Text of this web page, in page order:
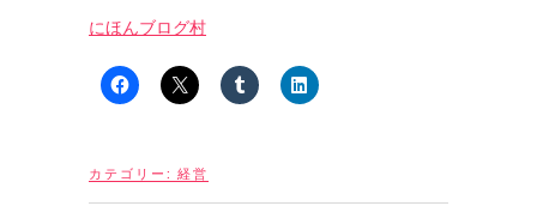
にほんブログ村
カテゴリー: 経営